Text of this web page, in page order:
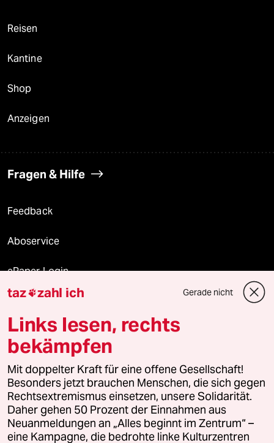
Reisen
Kantine
Shop
Anzeigen
Fragen & Hilfe
Feedback
Aboservice
ePaper Login
Downloads für Abonnierende
© 2026 taz Verlags und Vertriebs GmbH
Alle Rechte vorbehalten. Bei rechtlichen Fragen oder für Genehmigungen
wenden Sie sich bitte an
lizenzen@taz.de
Feedback Redaktionsstatut Kommune-Richtlinien
taz zahl ich Gerade nicht
Links lesen, rechts
bekämpfen
Mit doppelter Kraft für eine offene Gesellschaft!
Besonders jetzt brauchen Menschen, die sich gegen
Rechtsextremismus einsetzen, unsere Solidarität.
Daher gehen 50 Prozent der Einnahmen aus
Neuanmeldungen an „Alles beginnt im Zentrum“ –
eine Kampagne, die bedrohte linke Kulturzentren